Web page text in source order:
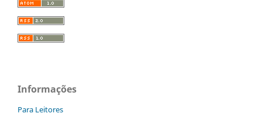
Informações
Para Leitores